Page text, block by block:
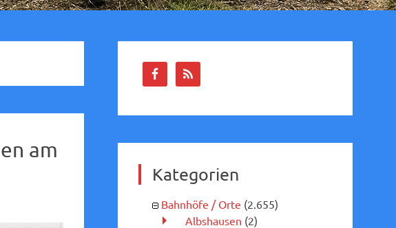
am
Kategorien
Bahnhöfe / Orte (2.655)
Albshausen (2)